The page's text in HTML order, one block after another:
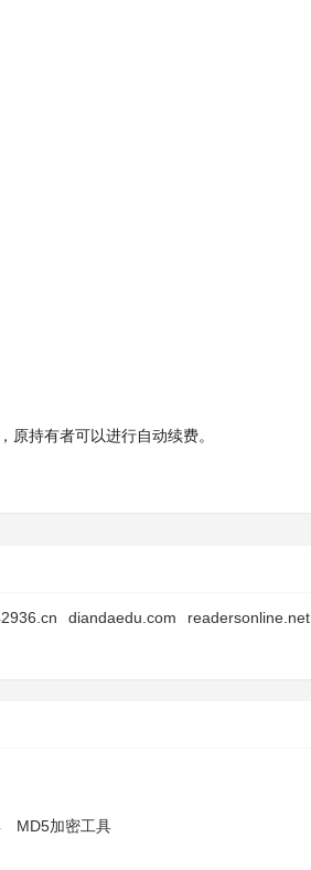
持有者可以进行自动续费。
diandaedu.com
readersonline.net
MD5加密工具